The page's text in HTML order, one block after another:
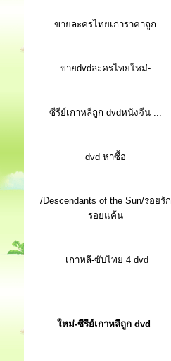
ขายละครไทยเก่าราคาถูก
ขายdvdละครไทยใหม่-
ซีรีย์เกาหลีถูก dvdหนังจีน ...
dvd หาซื้อ
/Descendants of the Sun/รอยรัก
รอยแค้น
เกาหลี-ซับไทย 4 dvd
ใหม่-ซีรีย์เกาหลีถูก dvd